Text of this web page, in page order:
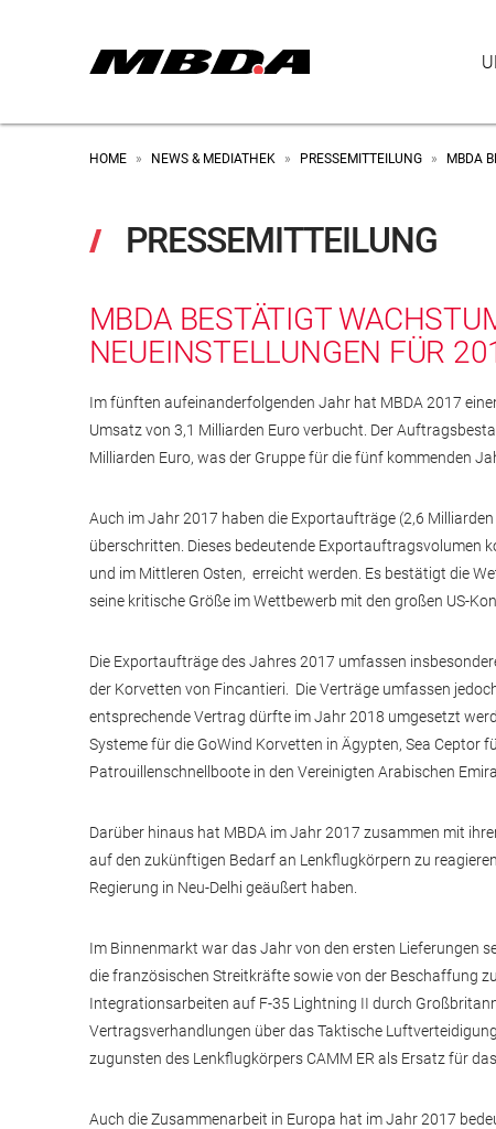
HOME » NEWS & MEDIATHEK » PRESSEMITTEILUNG » MBDA
PRESSEMITTEILUNG
MBDA BESTÄTIGT
NEUEINSTELLUNGEN FÜR
Im fünften aufeinanderfolgenden Jahr hat MBDA 2017
Umsatz von 3,1 Milliarden Euro verbucht. Der
Milliarden Euro, was der Gruppe für die fünf kommenden
Auch im Jahr 2017 haben die Exportaufträge (2,6
überschritten. Dieses bedeutende Exportauftragsvolumen
und im Mittleren Osten, erreicht werden. Es bestätigt die
seine kritische Größe im Wettbewerb mit den großen US-
Die Exportaufträge des Jahres 2017 umfassen
der Korvetten von Fincantieri. Die Verträge umfassen
entsprechende Vertrag dürfte im Jahr 2018 umgesetzt
Systeme für die GoWind Korvetten in Ägypten, Sea Ceptor
Patrouillenschnellboote in den Vereinigten Arabischen
Darüber hinaus hat MBDA im Jahr 2017 zusammen mit
auf den zukünftigen Bedarf an Lenkflugkörpern zu
Regierung in Neu-Delhi geäußert haben.
Im Binnenmarkt war das Jahr von den ersten Lieferungen
die französischen Streitkräfte sowie von der Beschaffung
Integrationsarbeiten auf F-35 Lightning II durch
Vertragsverhandlungen über das Taktische
zugunsten des Lenkflugkörpers CAMM ER als Ersatz für
Auch die Zusammenarbeit in Europa hat im Jahr 2017